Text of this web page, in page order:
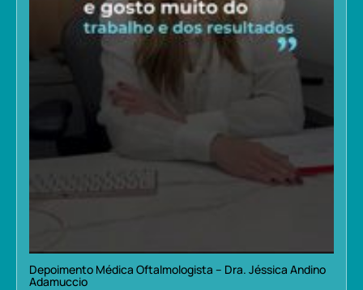
Depoimento Médica Oftalmologista – Dra. Jéssica Andino
Adamuccio